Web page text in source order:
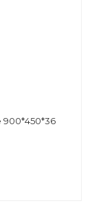
900*450*36